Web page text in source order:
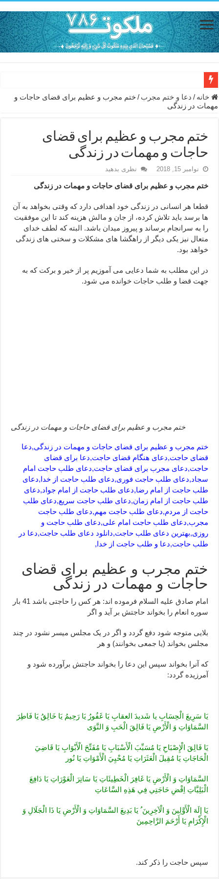
حاجت روایی با ذکر صلوات خاصه امام رضا (ع) – دعای شفای بیمار از
دعای حفظ جان خانواده از بلا در سفر – دعای دفع بلا در قرآن
دعای مجرب برای رفع گرفتاری – ذکر قوی برای جلوگیری از اندوه و
دعا برای عاشق شدن طرف مقابل – عاشق کردن طرف مقابل از راه
دعای حفظ جان عزیزان از بلا در سفر – دعا برای رفع حوادث بد روزانه
دعای قوی برای حاجات دنیا و آخرت – حاجت روایی و رفع مشکلات
ختم سوره تکاثر برای جذب ثروت – خواص و برکات سوره تکاثر
دعا قدرت و توانمندی – دعا برای افزایش انرژی بدن و قدرت بازو
خانه / دعا و ختم مجرب / ختم مجرب و عظیم برای قضای حاجات و
مهمات در زندگی
ختم مجرب و عظیم برای قضای
حاجات و مهمات در زندگی
نوامبر 15, 2018 نظری بدهید
ختم مجرب و عظیم برای قضای حاجات و مهمات در زندگی
قطعا هر انسانی در زندگی خود اهدافی دارد که وقتی بخواهد به آن
ها برسد باید تلاش کرده، از جان و مالش هزینه کند تا این موفقیت
را به سرانجام برساند و پیروز میدان باشد. البته که لطف خدای
متعال نیز یکی دیگر از راهگشا های مشکلات و سختی های زندگی
خواهد بود.
در این مطلب به شما دعایی می آموزیم پر از خیر و برکت که به
جهت قضا و طلب حاجات خوانده می شود.
ختم مجرب و عظیم برای قضای حاجات و مهمات در زندگی
ختم مجرب و عظیم برای قضای حاجات و مهمات در زندگی,دعا
قضای حاجت,دعای هنگام قضای حاجت,دعا برای قضای
حاجت,دعای مجرب برای قضای حاجت,دعای طلب حاجت امام
سجاد,دعای طلب حاجت فوری,دعای طلب حاجت از خدا,دعای
طلب حاجت از امام رضا,دعای طلب حاجت از امام جواد,دعای
طلب حاجت از امام زمان,دعای طلب حاجت سریع,دعای طلب
حاجت از مردم,دعای طلب حاجت مهم,دعای طلب حاجت
مجرب,دعای طلب حاجت امام علی,دعای طلب حاجت و
روزی,بهترین دعای طلب حاجت,دانلود دعای طلب حاجت,دعا در
طلب حاجت,دعا و طلب حاجت از خدا,
ختم مجرب و عظیم برای قضای
حاجات و مهمات در زندگی
امام صادق علیه السلام فرموده اند: هر کس را حاجتی باشد 41 بار
سوره انعام را بخواند حاجتش بر آید و اگر
بلایی متوجه شود دفع گردد و اگر در یک مجلس میسر نشود در چند
مجلس بخواند (یا جمعی بخوانند) و هر
که آنرا بخواند سپس این دعا را بخواند حاجتش برآورده شود و
آمرزیده گردد:
يَا سَرِيعَ‏ الْحِسَابِ‏ يا شَديدَ العقاب‏ِ يَا غَفُورُ يَا رَحِيمُ‏ يَا خَالِقُ‏ يَا فَاطِرَ
السَّمَاوَاتِ‏ وَ الْأَرْضِ‏ يَا فَالِقَ‏ الْحَبِ‏ وَ النَّوَى‏
يَا فَالِقَ‏ الْإِصْبَاحِ‏ يَا مُسَبِّبَ‏ الْأَسْبَابِ‏ يَا مُفَتِّحَ‏ الْأَبْوَابِ‏ يَا قَاضِيَ‏
الْحَاجَاتِ‏ يَا مُقِيلَ‏ الْعَثَرَاتِ‏ يَا مُحْيِيَ‏ الْأَمْوَاتِ‏ يَا نُور
السَّمَاوَاتِ‏ وَ الْأَرْضِ يَا غَافِرَ الْخَطِيئَاتِ‏ يَا سَاتِرَ الْعَوْرَاتِ‏ يَا دَافِعَ‏
الْبَلِيَّاتِ‏ اِقْضِ‏ حَاجَتِي‏ فِي‏ هَذِهِ‏ السَّاعَاتِ‏
يَا إِلَهَ‏ الْأَوَّلِينَ‏ وَ الْآخِرِينَ ُ يَا بَدِيعَ‏ السَّمَاوَاتِ‏ وَ الْأَرْضِ يَا ذَا الْجَلَالِ وَ
الْإِكْرَامِ يَا أَرْحَمَ الرَّاحِمِينَ
سپس حاجت را ذکر کند.